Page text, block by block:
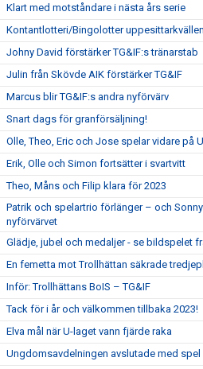
Klart med motståndare i nästa års serie
Kontantlotteri/Bingolotter uppesittarkvällen
Johny David förstärker TG&IF:s tränarstab
Julin från Skövde AIK förstärker TG&IF
Marcus blir TG&IF:s andra nyförvärv
Snart dags för granförsäljning!
Olle, Theo, Eric och Jose spelar vidare på
Erik, Olle och Simon fortsätter i svartvitt
Theo, Måns och Filip klara för 2023
Patrik och spelartrio förlänger – och
nyförvärvet
Glädje, jubel och medaljer - se bildspelet
En femetta mot Trollhättan säkrade
Inför: Trollhättans BoIS – TG&IF
Tack för i år och välkommen tillbaka 2023!
Elva mål när U-laget vann fjärde raka
Ungdomsavdelningen avslutade med spel